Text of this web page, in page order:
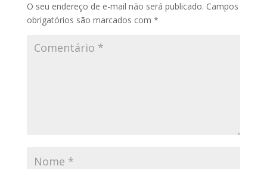
O seu endereço de e-mail não será publicado. Campos
obrigatórios são marcados com *